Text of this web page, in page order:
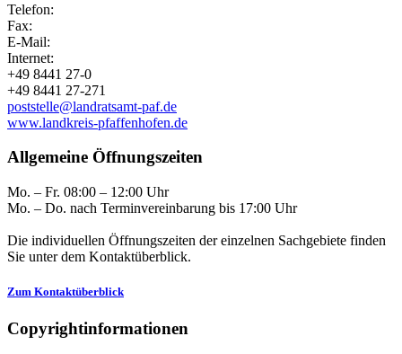
Telefon:
Fax:
E-Mail:
Internet:
+49 8441 27-0
+49 8441 27-271
poststelle@landratsamt-paf.de
www.landkreis-pfaffenhofen.de
Allgemeine Öffnungszeiten
Mo. – Fr. 08:00 – 12:00 Uhr
Mo. – Do. nach Terminvereinbarung bis 17:00 Uhr
Die individuellen Öffnungszeiten der einzelnen Sachgebiete finden
Sie unter dem Kontaktüberblick.
Zum Kontaktüberblick
Copyrightinformationen